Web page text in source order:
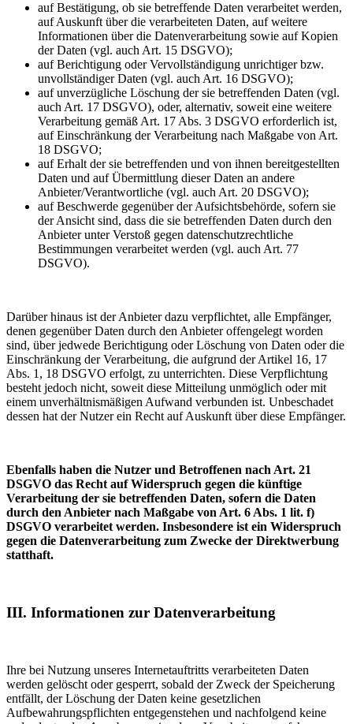
auf Bestätigung, ob sie betreffende Daten verarbeitet werden,
auf Auskunft über die verarbeiteten Daten, auf weitere
Informationen über die Datenverarbeitung sowie auf Kopien
der Daten (vgl. auch Art. 15 DSGVO);
auf Berichtigung oder Vervollständigung unrichtiger bzw.
unvollständiger Daten (vgl. auch Art. 16 DSGVO);
auf unverzügliche Löschung der sie betreffenden Daten (vgl.
auch Art. 17 DSGVO), oder, alternativ, soweit eine weitere
Verarbeitung gemäß Art. 17 Abs. 3 DSGVO erforderlich ist,
auf Einschränkung der Verarbeitung nach Maßgabe von Art.
18 DSGVO;
auf Erhalt der sie betreffenden und von ihnen bereitgestellten
Daten und auf Übermittlung dieser Daten an andere
Anbieter/Verantwortliche (vgl. auch Art. 20 DSGVO);
auf Beschwerde gegenüber der Aufsichtsbehörde, sofern sie
der Ansicht sind, dass die sie betreffenden Daten durch den
Anbieter unter Verstoß gegen datenschutzrechtliche
Bestimmungen verarbeitet werden (vgl. auch Art. 77
DSGVO).
Darüber hinaus ist der Anbieter dazu verpflichtet, alle Empfänger,
denen gegenüber Daten durch den Anbieter offengelegt worden
sind, über jedwede Berichtigung oder Löschung von Daten oder die
Einschränkung der Verarbeitung, die aufgrund der Artikel 16, 17
Abs. 1, 18 DSGVO erfolgt, zu unterrichten. Diese Verpflichtung
besteht jedoch nicht, soweit diese Mitteilung unmöglich oder mit
einem unverhältnismäßigen Aufwand verbunden ist. Unbeschadet
dessen hat der Nutzer ein Recht auf Auskunft über diese Empfänger.
Ebenfalls haben die Nutzer und Betroffenen nach Art. 21
DSGVO das Recht auf Widerspruch gegen die künftige
Verarbeitung der sie betreffenden Daten, sofern die Daten
durch den Anbieter nach Maßgabe von Art. 6 Abs. 1 lit. f)
DSGVO verarbeitet werden. Insbesondere ist ein Widerspruch
gegen die Datenverarbeitung zum Zwecke der Direktwerbung
statthaft.
III. Informationen zur Datenverarbeitung
Ihre bei Nutzung unseres Internetauftritts verarbeiteten Daten
werden gelöscht oder gesperrt, sobald der Zweck der Speicherung
entfällt, der Löschung der Daten keine gesetzlichen
Aufbewahrungspflichten entgegenstehen und nachfolgend keine